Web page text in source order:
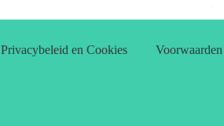
Privacybeleid en Cookies Voorwaarden